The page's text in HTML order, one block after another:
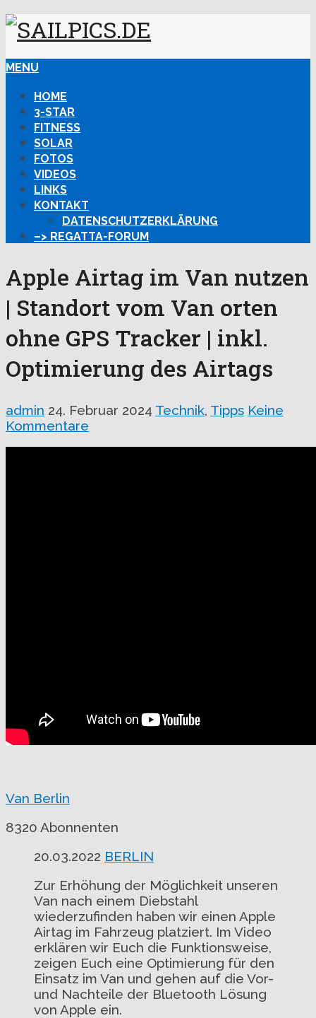
MENU
HOME
3-STAR
FITNESS
SOLAR
FOTOS
VIDEOS
LINKS
KONTAKT
DATENSCHUTZERKLÄRUNG
–> REGATTA-FORUM
Apple Airtag im Van nutzen
| Standort vom Van orten
ohne GPS Tracker | inkl.
Optimierung des Airtags
admin 24. Februar 2024 Technik, Tipps Keine
Kommentare
Van Berlin
8320 Abonnenten
20.03.2022 BERLIN
Zur Erhöhung der Möglichkeit unseren
Van nach einem Diebstahl
wiederzufinden haben wir einen Apple
Airtag im Fahrzeug platziert. Im Video
erklären wir Euch die Funktionsweise,
zeigen Euch eine Optimierung für den
Einsatz im Van und gehen auf die Vor-
und Nachteile der Bluetooth Lösung
von Apple ein.